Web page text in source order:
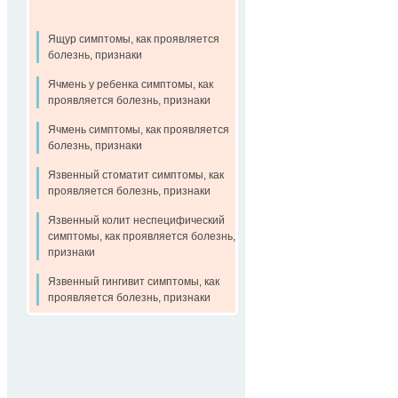
Ящур симптомы, как проявляется
болезнь, признаки
Ячмень у ребенка симптомы, как
проявляется болезнь, признаки
Ячмень симптомы, как проявляется
болезнь, признаки
Язвенный стоматит симптомы, как
проявляется болезнь, признаки
Язвенный колит неспецифический
симптомы, как проявляется болезнь,
признаки
Язвенный гингивит симптомы, как
проявляется болезнь, признаки